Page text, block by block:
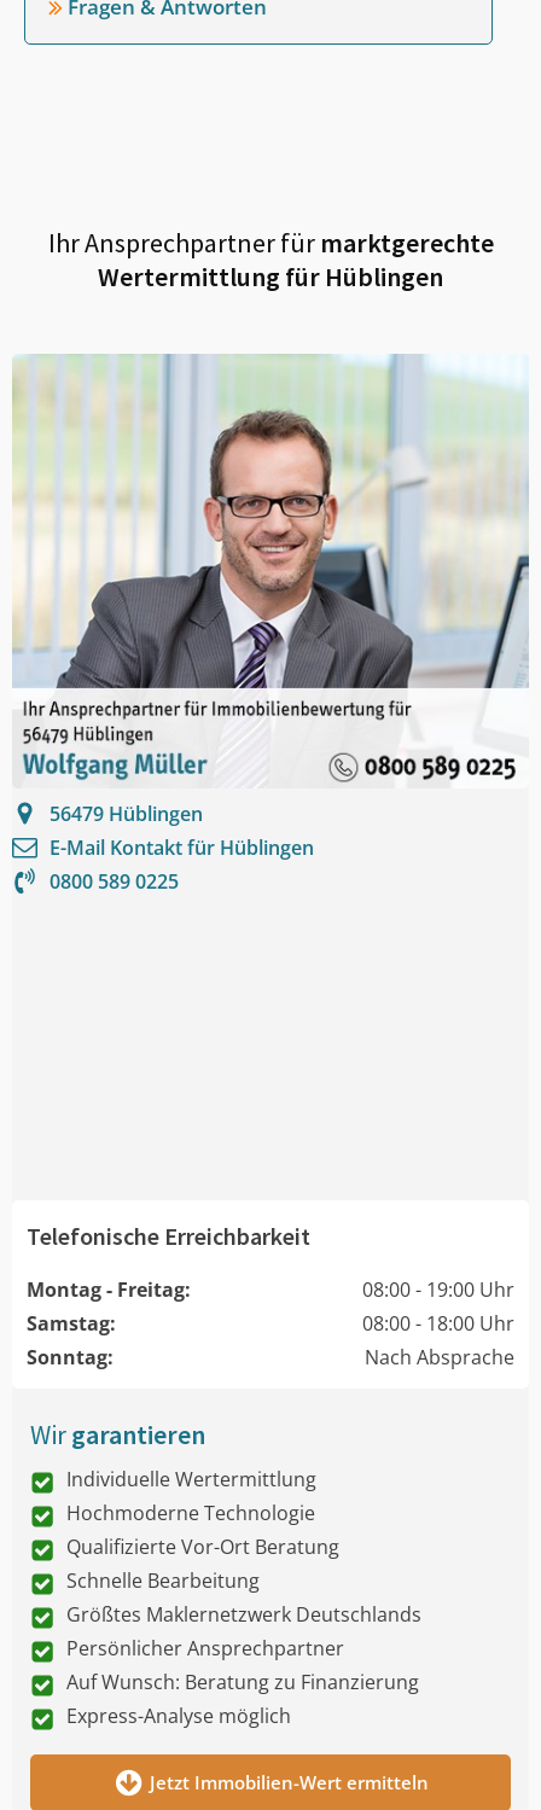
Fragen & Antworten
Ihr Ansprechpartner fürmarktgerechte
Wertermittlung für Hüblingen
56479 Hüblingen
E-Mail Kontakt für Hüblingen
0800 589 0225
Telefonische Erreichbarkeit
Montag - Freitag:
08:00 - 19:00 Uhr
Samstag:
08:00 - 18:00 Uhr
Sonntag:
Nach Absprache
Wirgarantieren
Individuelle Wertermittlung
Hochmoderne Technologie
Qualifizierte Vor-Ort Beratung
Schnelle Bearbeitung
Größtes Maklernetzwerk Deutschlands
Persönlicher Ansprechpartner
Auf Wunsch: Beratung zu Finanzierung
Express-Analyse möglich
Jetzt Immobilien-Wert ermitteln